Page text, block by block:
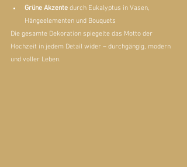
Grüne Akzente durch Eukalyptus in Vasen,
Hängeelementen und Bouquets
Die gesamte Dekoration spiegelte das Motto der
Hochzeit in jedem Detail wider – durchgängig, modern
und voller Leben.